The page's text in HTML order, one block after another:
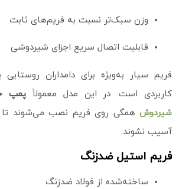
وزن سبک‌تر نسبت به فریم‌های ثابت
قابلیت اتصال سریع اجزای شیردوشی
فریم سیار به‌ویژه برای دامداران
کاربردی است. در این مدل معمولاً پمپ
شیردوش همگی روی فریم نصب می‌شوند
آسیب نشوند.
فریم استیل ضدزنگ
ساخته‌شده از فولاد ضدزنگ